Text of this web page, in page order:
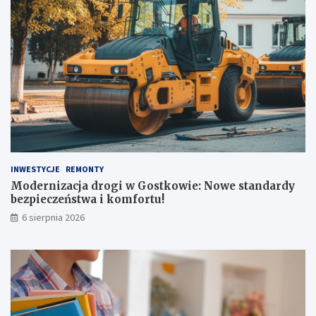
INWESTYCJE REMONTY
Modernizacja drogi w Gostkowie: Nowe standardy
bezpieczeństwa i komfortu!
6 sierpnia 2026